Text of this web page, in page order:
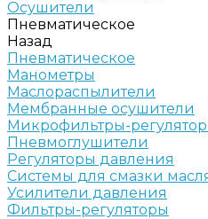
Осушители
Пневматическое
Назад
Пневматическое
Манометры
Маслораспылители
Мембранные осушители
Микрофильтры-
Пневмоглушители
Регуляторы давления
Системы для смазки
Усилители давления
Фильтры-регуляторы